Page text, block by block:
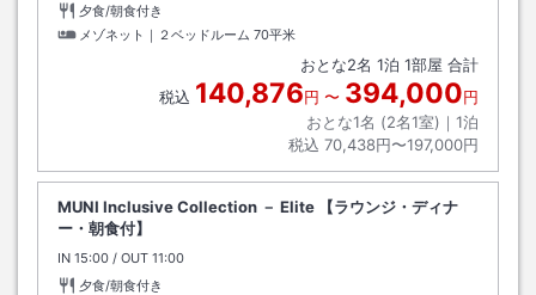
夕食/朝食付き
メゾネット｜２ベッドルーム 70平米
おとな2名 1泊 1部屋 合計
税込 140,876円 〜 394,000円
おとな1名 (2名1室)｜ 1泊
税込 70,438円〜197,000円
MUNI Inclusive Collection － Elite 【ラウンジ・ディナ
ー・朝食付】
IN チェックイン
15:00 / OUT チェックアウト
11:00
夕食/朝食付き